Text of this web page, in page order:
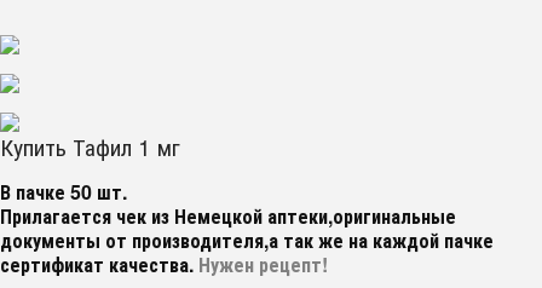
Купить Тафил 1 мг
В пачке 50 шт.
Прилагается чек из Немецкой аптеки,оригинальные
документы от производителя,а так же на каждой пачке
сертификат качества. Нужен рецепт!